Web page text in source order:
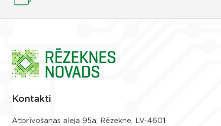
Kontakti
Atbrīvošanas aleja 95a, Rēzekne, LV-4601